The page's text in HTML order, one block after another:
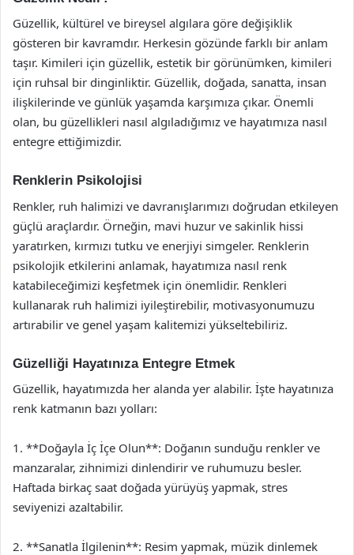
Güzellik, kültürel ve bireysel algılara göre değişiklik
gösteren bir kavramdır. Herkesin gözünde farklı bir anlam
taşır. Kimileri için güzellik, estetik bir görünümken, kimileri
için ruhsal bir dinginliktir. Güzellik, doğada, sanatta, insan
ilişkilerinde ve günlük yaşamda karşımıza çıkar. Önemli
olan, bu güzellikleri nasıl algıladığımız ve hayatımıza nasıl
entegre ettiğimizdir.
Renklerin Psikolojisi
Renkler, ruh halimizi ve davranışlarımızı doğrudan etkileyen
güçlü araçlardır. Örneğin, mavi huzur ve sakinlik hissi
yaratırken, kırmızı tutku ve enerjiyi simgeler. Renklerin
psikolojik etkilerini anlamak, hayatımıza nasıl renk
katabileceğimizi keşfetmek için önemlidir. Renkleri
kullanarak ruh halimizi iyileştirebilir, motivasyonumuzu
artırabilir ve genel yaşam kalitemizi yükseltebiliriz.
Güzelliği Hayatınıza Entegre Etmek
Güzellik, hayatımızda her alanda yer alabilir. İşte hayatınıza
renk katmanın bazı yolları:
1. **Doğayla İç İçe Olun**: Doğanın sunduğu renkler ve
manzaralar, zihnimizi dinlendirir ve ruhumuzu besler.
Haftada birkaç saat doğada yürüyüş yapmak, stres
seviyenizi azaltabilir.
2. **Sanatla İlgilenin**: Resim yapmak, müzik dinlemek